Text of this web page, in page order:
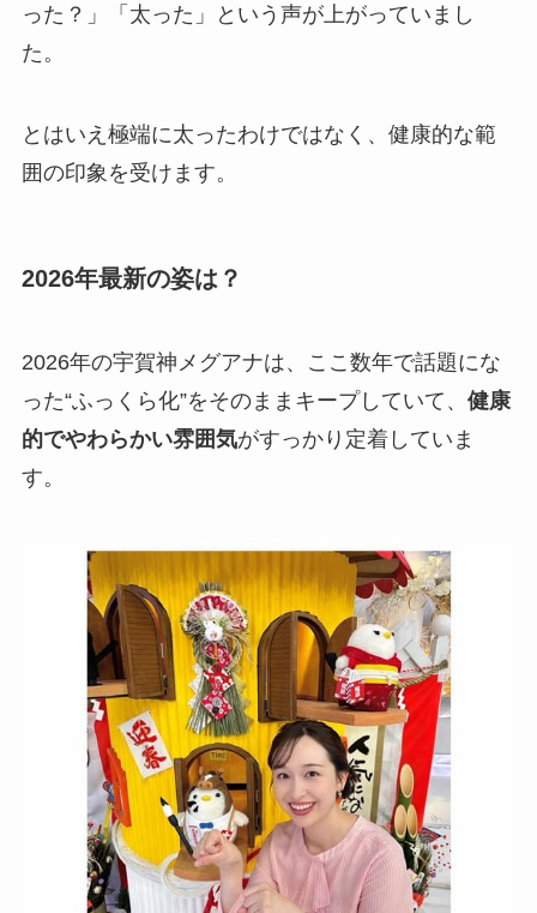
った？」「太った」という声が上がっていまし
た。
とはいえ極端に太ったわけではなく、健康的な範
囲の印象を受けます。
2026年最新の姿は？
2026年の宇賀神メグアナは、ここ数年で話題にな
った“ふっくら化”をそのままキープしていて、 健康
的でやわらかい雰囲気がすっかり定着していま
す。